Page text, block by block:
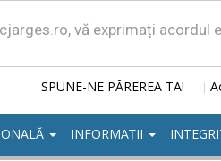
vă exprimați acordul
SPUNE-NE PĂREREA TA! |
INFORMAȚII